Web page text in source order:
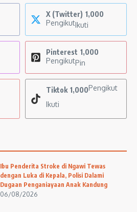
X (Twitter) 1,000
PengikutIkuti
Pinterest 1,000
PengikutPin
Tiktok 1,000Pengikut
Ikuti
Ibu Penderita Stroke di Ngawi Tewas
dengan Luka di Kepala, Polisi Dalami
Dugaan Penganiayaan Anak Kandung
06/08/2026